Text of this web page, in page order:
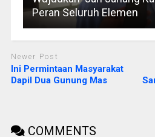
Peran Seluruh Elemen
Newer Post
Ini Permintaan Masyarakat
Dapil Dua Gunung Mas
COMMENTS